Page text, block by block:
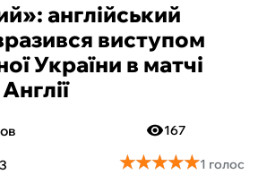
англійський
виступом
України в матчі
167
★★★★★
★★★★★1 голос